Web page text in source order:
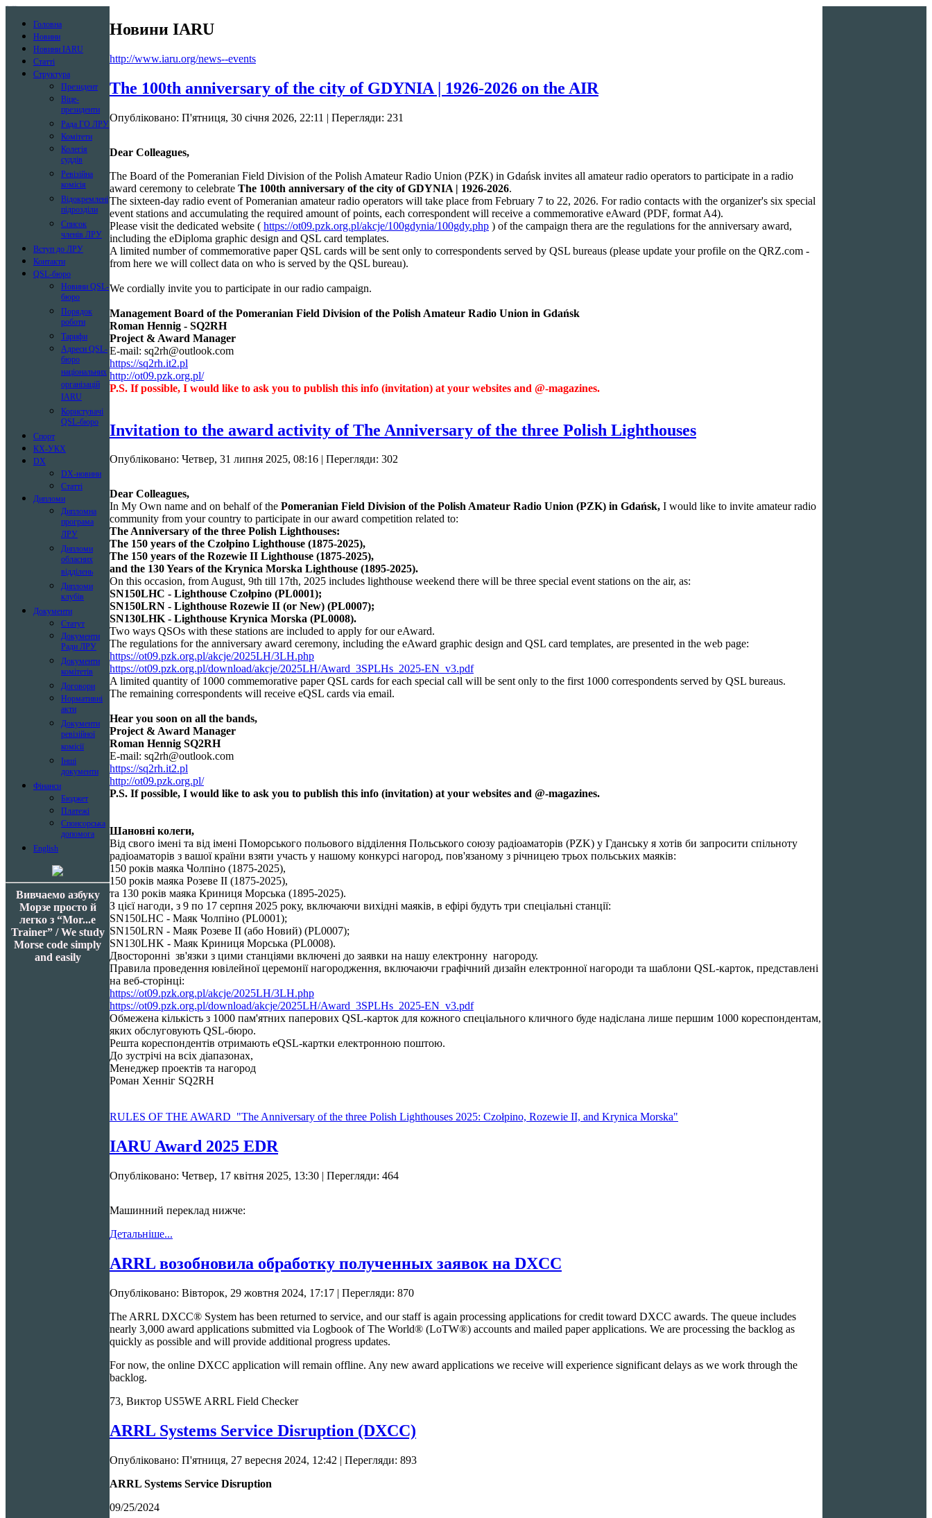
Головна
Новини
Новини IARU
Статті
Структура
Президент
Віце-
президенти
Рада ГО ЛРУ
Комітети
Колегія
суддів
Ревізійна
комісія
Відокремлені
підрозділи
Список
членів ЛРУ
Вступ до ЛРУ
Контакти
QSL-бюро
Новини QSL-
бюро
Порядок
роботи
Тарифи
Адреси QSL-
бюро
національних
організацій
IARU
Користувачі
QSL-бюро
Спорт
КХ-УКХ
DX
DX-новини
Статті
Дипломи
Дипломна
програма
ЛРУ
Дипломи
обласних
відділень
Дипломи
клубів
Документи
Статут
Документи
Ради ЛРУ
Документи
комітетів
Договори
Нормативні
акти
Документи
ревізійної
комісії
Інші
документи
Фінанси
Бюджет
Платежі
Спонсорська
допомога
English
Вивчаемо азбуку
Морзе просто й
легко з “Mor...e
Trainer” / We study
Morse code simply
and easily
Новини IARU
http://www.iaru.org/news--events
The 100th anniversary of the city of GDYNIA | 1926-2026 on the AIR
Опубліковано: П'ятниця, 30 січня 2026, 22:11 | Перегляди: 231
Dear Colleagues,
The Board of the Pomeranian Field Division of the Polish Amateur Radio Union (PZK) in Gdańsk invites all amateur radio operators to participate in a radio
award ceremony to celebrate The 100th anniversary of the city of GDYNIA | 1926-2026.
The sixteen-day radio event of Pomeranian amateur radio operators will take place from February 7 to 22, 2026. For radio contacts with the organizer's six special
event stations and accumulating the required amount of points, each correspondent will receive a commemorative eAward (PDF, format A4).
Please visit the dedicated website ( https://ot09.pzk.org.pl/akcje/100gdynia/100gdy.php ) of the campaign thera are the regulations for the anniversary award,
including the eDiploma graphic design and QSL card templates.
A limited number of commemorative paper QSL cards will be sent only to correspondents served by QSL bureaus (please update your profile on the QRZ.com -
from here we will collect data on who is served by the QSL bureau).
We cordially invite you to participate in our radio campaign.
Management Board of the Pomeranian Field Division of the Polish Amateur Radio Union in Gdańsk
Roman Hennig - SQ2RH
Project & Award Manager
E-mail: sq2rh@outlook.com
https://sq2rh.it2.pl
http://ot09.pzk.org.pl/
P.S. If possible, I would like to ask you to publish this info (invitation) at your websites and @-magazines.
Invitation to the award activity of The Anniversary of the three Polish Lighthouses
Опубліковано: Четвер, 31 липня 2025, 08:16 | Перегляди: 302
Dear Colleagues,
In My Own name and on behalf of the Pomeranian Field Division of the Polish Amateur Radio Union (PZK) in Gdańsk, I would like to invite amateur radio
community from your country to participate in our award competition related to:
The Anniversary of the three Polish Lighthouses:
The 150 years of the Czołpino Lighthouse (1875-2025),
The 150 years of the Rozewie II Lighthouse (1875-2025),
and the 130 Years of the Krynica Morska Lighthouse (1895-2025).
On this occasion, from August, 9th till 17th, 2025 includes lighthouse weekend there will be three special event stations on the air, as:
SN150LHC - Lighthouse Czołpino (PL0001);
SN150LRN - Lighthouse Rozewie II (or New) (PL0007);
SN130LHK - Lighthouse Krynica Morska (PL0008).
Two ways QSOs with these stations are included to apply for our eAward.
The regulations for the anniversary award ceremony, including the eAward graphic design and QSL card templates, are presented in the web page:
https://ot09.pzk.org.pl/akcje/2025LH/3LH.php
https://ot09.pzk.org.pl/download/akcje/2025LH/Award_3SPLHs_2025-EN_v3.pdf
A limited quantity of 1000 commemorative paper QSL cards for each special call will be sent only to the first 1000 correspondents served by QSL bureaus.
The remaining correspondents will receive eQSL cards via email.
Hear you soon on all the bands,
Project & Award Manager
Roman Hennig SQ2RH
E-mail: sq2rh@outlook.com
https://sq2rh.it2.pl
http://ot09.pzk.org.pl/
P.S. If possible, I would like to ask you to publish this info (invitation) at your websites and @-magazines.
Шановні колеги,
Від свого імені та від імені Поморського польового відділення Польського союзу радіоаматорів (PZK) у Гданську я хотів би запросити спільноту
радіоаматорів з вашої країни взяти участь у нашому конкурсі нагород, пов'язаному з річницею трьох польських маяків:
150 років маяка Чолпіно (1875-2025),
150 років маяка Розеве II (1875-2025),
та 130 років маяка Криниця Морська (1895-2025).
З цієї нагоди, з 9 по 17 серпня 2025 року, включаючи вихідні маяків, в ефірі будуть три спеціальні станції:
SN150LHC - Маяк Чолпіно (PL0001);
SN150LRN - Маяк Розеве II (або Новий) (PL0007);
SN130LHK - Маяк Криниця Морська (PL0008).
Двосторонні зв'язки з цими станціями включені до заявки на нашу електронну нагороду.
Правила проведення ювілейної церемонії нагородження, включаючи графічний дизайн електронної нагороди та шаблони QSL-карток, представлені
на веб-сторінці:
https://ot09.pzk.org.pl/akcje/2025LH/3LH.php
https://ot09.pzk.org.pl/download/akcje/2025LH/Award_3SPLHs_2025-EN_v3.pdf
Обмежена кількість з 1000 пам'ятних паперових QSL-карток для кожного спеціального кличного буде надіслана лише першим 1000 кореспондентам,
яких обслуговують QSL-бюро.
Решта кореспондентів отримають eQSL-картки електронною поштою.
До зустрічі на всіх діапазонах,
Менеджер проектів та нагород
Роман Хенніг SQ2RH
RULES OF THE AWARD "The Anniversary of the three Polish Lighthouses 2025: Czołpino, Rozewie II, and Krynica Morska"
IARU Award 2025 EDR
Опубліковано: Четвер, 17 квітня 2025, 13:30 | Перегляди: 464
Машинний переклад нижче:
Детальніше...
ARRL возобновила обработку полученных заявок на DXCC
Опубліковано: Вівторок, 29 жовтня 2024, 17:17 | Перегляди: 870
The ARRL DXCC® System has been returned to service, and our staff is again processing applications for credit toward DXCC awards. The queue includes
nearly 3,000 award applications submitted via Logbook of The World® (LoTW®) accounts and mailed paper applications. We are processing the backlog as
quickly as possible and will provide additional progress updates.
For now, the online DXCC application will remain offline. Any new award applications we receive will experience significant delays as we work through the
backlog.
73, Виктор US5WE ARRL Field Checker
ARRL Systems Service Disruption (DXCC)
Опубліковано: П'ятниця, 27 вересня 2024, 12:42 | Перегляди: 893
ARRL Systems Service Disruption
09/25/2024